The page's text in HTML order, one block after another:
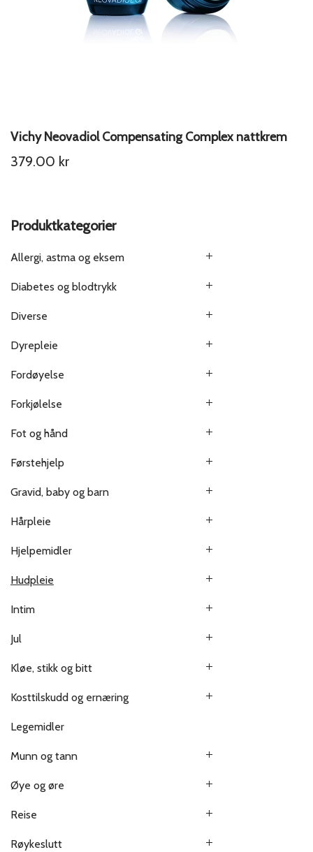
Vichy Neovadiol Compensating Complex nattkrem
379.00 kr
Produktkategorier
Allergi, astma og eksem
Diabetes og blodtrykk
Diverse
Dyrepleie
Fordøyelse
Forkjølelse
Fot og hånd
Førstehjelp
Gravid, baby og barn
Hårpleie
Hjelpemidler
Hudpleie
Intim
Jul
Kløe, stikk og bitt
Kosttilskudd og ernæring
Legemidler
Munn og tann
Øye og øre
Reise
Røykeslutt